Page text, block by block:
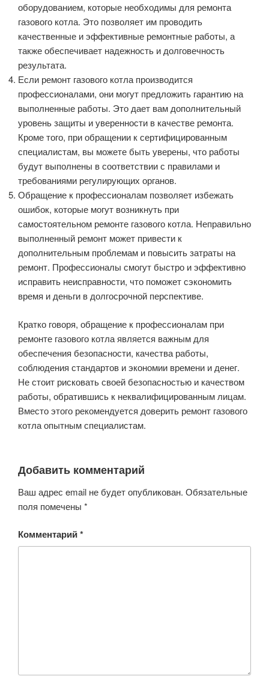
оборудованием, которые необходимы для ремонта
газового котла. Это позволяет им проводить
качественные и эффективные ремонтные работы, а
также обеспечивает надежность и долговечность
результата.
Если ремонт газового котла производится
профессионалами, они могут предложить гарантию на
выполненные работы. Это дает вам дополнительный
уровень защиты и уверенности в качестве ремонта.
Кроме того, при обращении к сертифицированным
специалистам, вы можете быть уверены, что работы
будут выполнены в соответствии с правилами и
требованиями регулирующих органов.
Обращение к профессионалам позволяет избежать
ошибок, которые могут возникнуть при
самостоятельном ремонте газового котла. Неправильно
выполненный ремонт может привести к
дополнительным проблемам и повысить затраты на
ремонт. Профессионалы смогут быстро и эффективно
исправить неисправности, что поможет сэкономить
время и деньги в долгосрочной перспективе.
Кратко говоря, обращение к профессионалам при
ремонте газового котла является важным для
обеспечения безопасности, качества работы,
соблюдения стандартов и экономии времени и денег.
Не стоит рисковать своей безопасностью и качеством
работы, обратившись к неквалифицированным лицам.
Вместо этого рекомендуется доверить ремонт газового
котла опытным специалистам.
Добавить комментарий
Ваш адрес email не будет опубликован. Обязательные
поля помечены *
Комментарий*